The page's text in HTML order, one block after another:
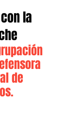
la
de